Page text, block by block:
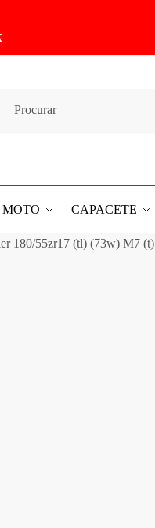
CAPACETE
180/55zr17 (tl) (73w) M7 (t)